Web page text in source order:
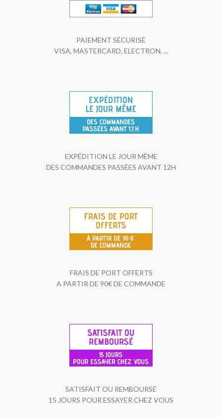
PAIEMENT SÉCURISÉ
VISA, MASTERCARD, ELECTRON, ...
EXPÉDITION LE JOUR MÊME
DES COMMANDES PASSÉES AVANT 12H
FRAIS DE PORT OFFERTS
A PARTIR DE 90€ DE COMMANDE
SATISFAIT OU REMBOURSÉ
15 JOURS POUR ESSAYER CHEZ VOUS